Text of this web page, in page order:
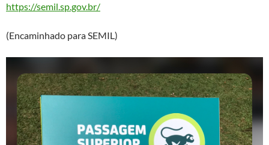
https://semil.sp.gov.br/
(Encaminhado para SEMIL)